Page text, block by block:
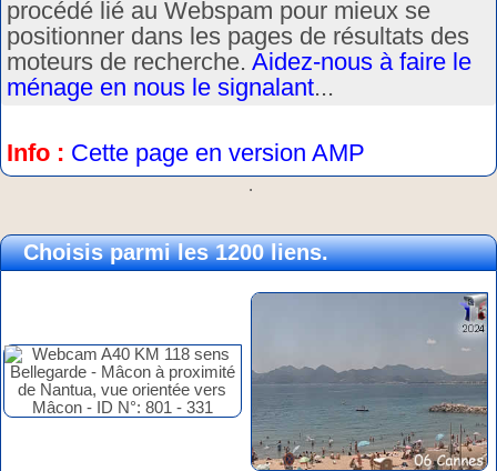
procédé lié au Webspam pour mieux se
positionner dans les pages de résultats des
moteurs de recherche. Aidez-nous à faire le
ménage en nous le signalant...
Info : Cette page en version AMP
.
Choisis parmi les 1200 liens.